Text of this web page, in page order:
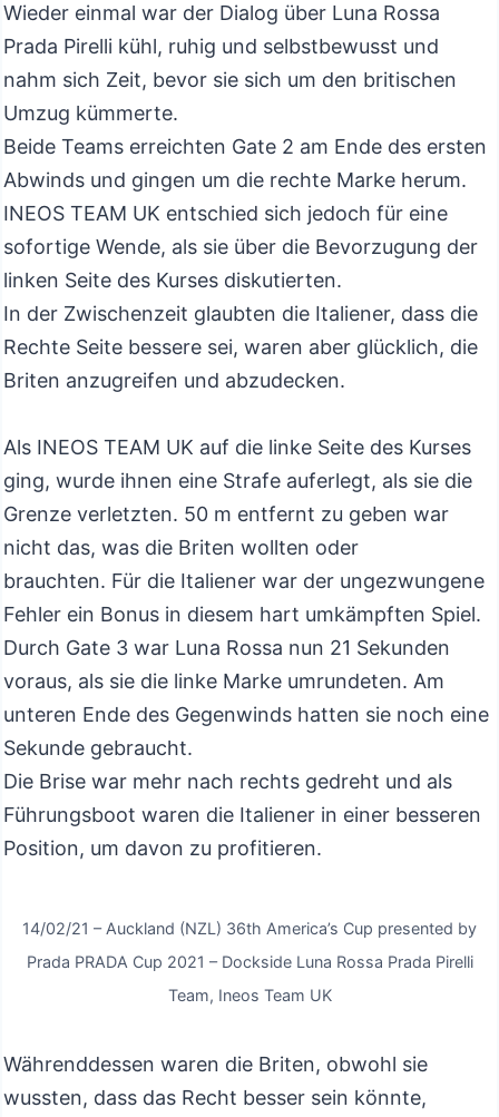
Wieder einmal war der Dialog über Luna Rossa
Prada Pirelli kühl, ruhig und selbstbewusst und
nahm sich Zeit, bevor sie sich um den britischen
Umzug kümmerte.
Beide Teams erreichten Gate 2 am Ende des ersten
Abwinds und gingen um die rechte Marke herum.
INEOS TEAM UK entschied sich jedoch für eine
sofortige Wende, als sie über die Bevorzugung der
linken Seite des Kurses diskutierten.
In der Zwischenzeit glaubten die Italiener, dass die
Rechte Seite bessere sei, waren aber glücklich, die
Briten anzugreifen und abzudecken.
Als INEOS TEAM UK auf die linke Seite des Kurses
ging, wurde ihnen eine Strafe auferlegt, als sie die
Grenze verletzten. 50 m entfernt zu geben war
nicht das, was die Briten wollten oder
brauchten. Für die Italiener war der ungezwungene
Fehler ein Bonus in diesem hart umkämpften Spiel.
Durch Gate 3 war Luna Rossa nun 21 Sekunden
voraus, als sie die linke Marke umrundeten. Am
unteren Ende des Gegenwinds hatten sie noch eine
Sekunde gebraucht.
Die Brise war mehr nach rechts gedreht und als
Führungsboot waren die Italiener in einer besseren
Position, um davon zu profitieren.
14/02/21 – Auckland (NZL) 36th America’s Cup presented by
Prada PRADA Cup 2021 – Dockside Luna Rossa Prada Pirelli
Team, Ineos Team UK
Währenddessen waren die Briten, obwohl sie
wussten, dass das Recht besser sein könnte,